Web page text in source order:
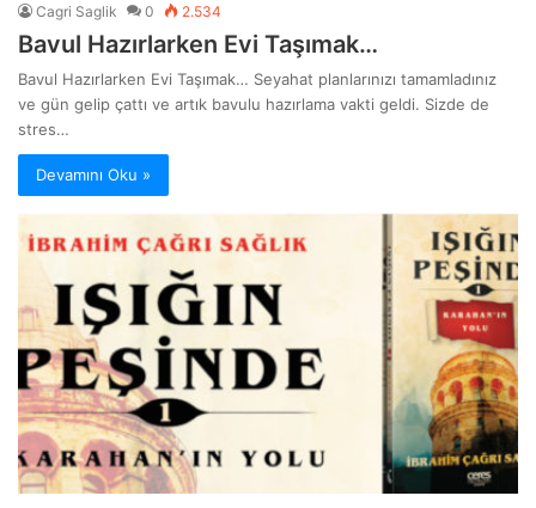
Cagri Saglik 0 2.534
Bavul Hazırlarken Evi Taşımak…
Bavul Hazırlarken Evi Taşımak… Seyahat planlarınızı tamamladınız
ve gün gelip çattı ve artık bavulu hazırlama vakti geldi. Sizde de
stres…
Devamını Oku »